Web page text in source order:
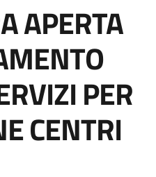
APERTA
PER
CENTRI